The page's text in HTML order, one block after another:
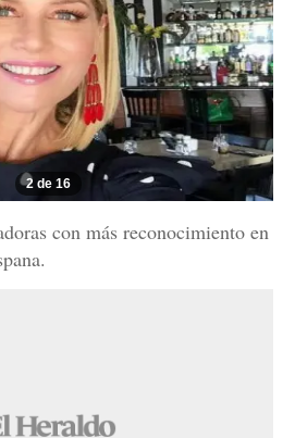
2 de 16
con más reconocimiento en